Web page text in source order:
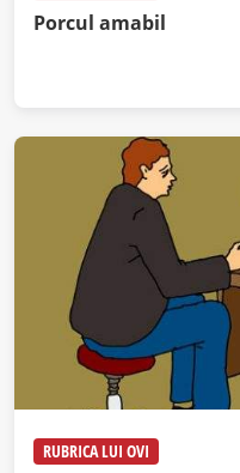
Porcul amabil
RUBRICA LUI OVI